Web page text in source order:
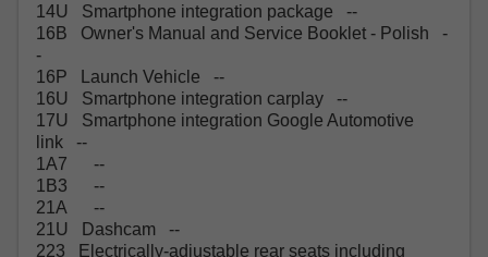
14U Smartphone integration package --
16B Owner's Manual and Service Booklet - Polish -
-
16P Launch Vehicle --
16U Smartphone integration carplay --
17U Smartphone integration Google Automotive
link --
1A7 --
1B3 --
21A --
21U Dashcam --
223 Electrically-adjustable rear seats including